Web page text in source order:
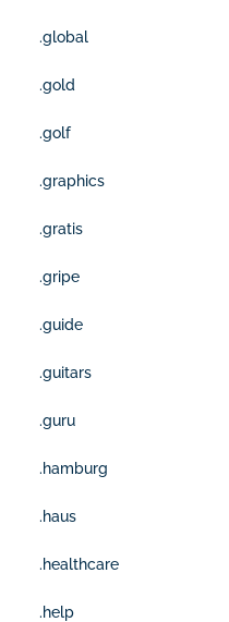
.global
.gold
.golf
.graphics
.gratis
.gripe
.guide
.guitars
.guru
.hamburg
.haus
.healthcare
.help